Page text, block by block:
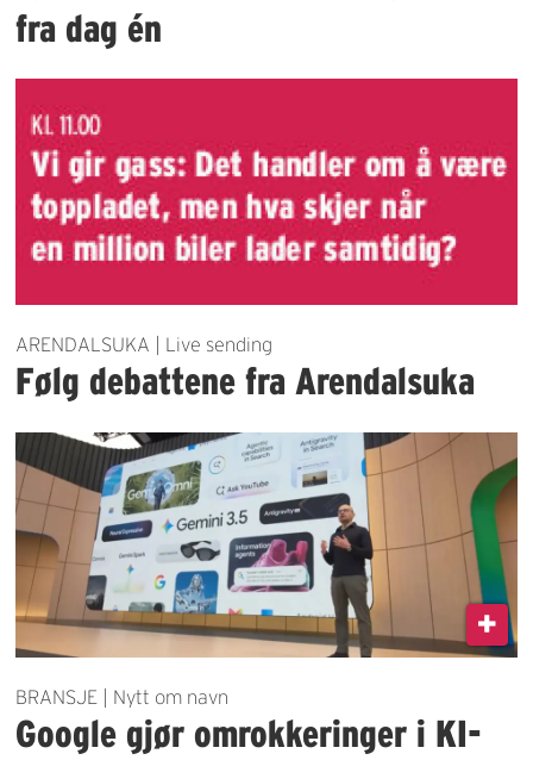
fra dag én
ARENDALSUKA | Live sending
Følg debattene fra Arendalsuka
BRANSJE | Nytt om navn
Google gjør omrokkeringer i KI-